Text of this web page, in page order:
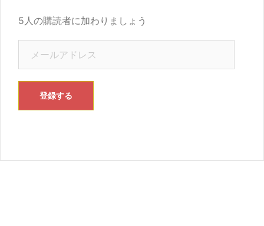
5人の購読者に加わりましょう
ド
登録する